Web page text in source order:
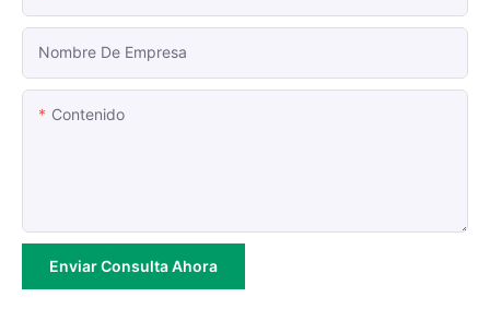
Nombre De Empresa
Contenido
Enviar Consulta Ahora